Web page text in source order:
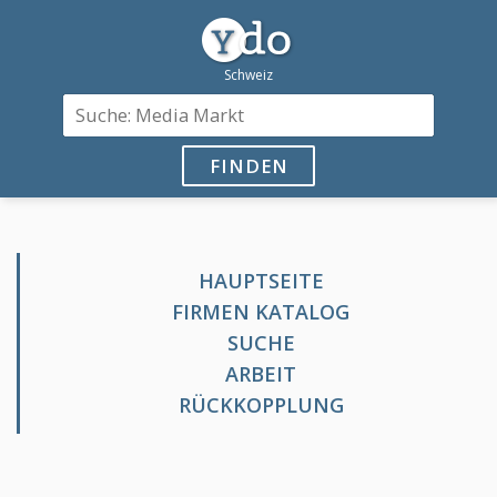
FINDEN
HAUPTSEITE
FIRMEN KATALOG
SUCHE
ARBEIT
RÜCKKOPPLUNG